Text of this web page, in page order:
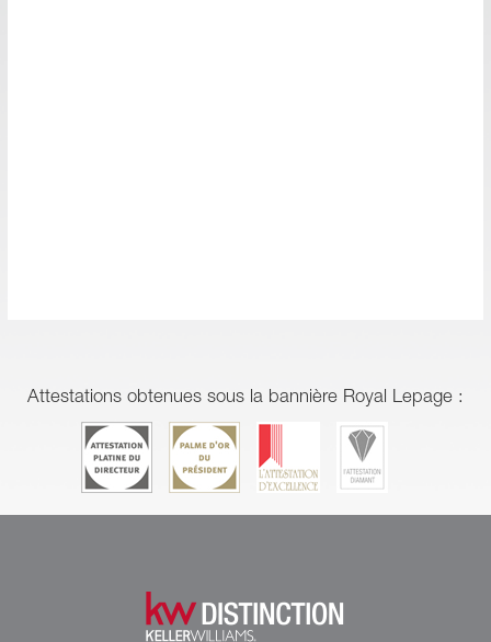
Attestations obtenues sous la bannière Royal Lepage :